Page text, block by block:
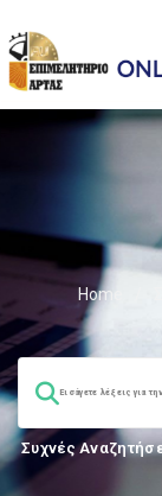
Home
Συχνές